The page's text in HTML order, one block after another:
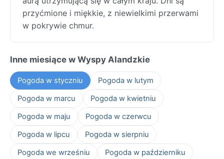
przyćmione i miękkie, z niewielkimi przerwami
w pokrywie chmur.
Inne miesiące w Wyspy Alandzkie
Pogoda w styczniu
Pogoda w lutym
Pogoda w marcu
Pogoda w kwietniu
Pogoda w maju
Pogoda w czerwcu
Pogoda w lipcu
Pogoda w sierpniu
Pogoda we wrześniu
Pogoda w październiku